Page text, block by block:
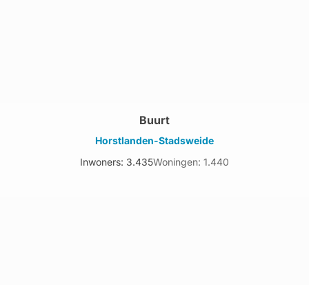
Buurt
Horstlanden-Stadsweide
Inwoners: 3.435Woningen: 1.440